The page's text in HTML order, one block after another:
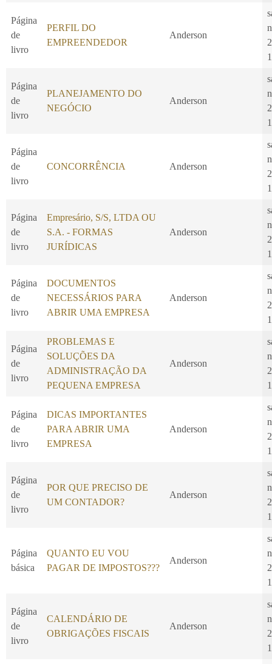
Página
de
livro
PERFIL DO
EMPREENDEDOR
Anderson
Página
de
livro
PLANEJAMENTO DO
NEGÓCIO
Anderson
Página
de
livro
CONCORRÊNCIA Anderson
Página
de
livro
Empresário, S/S, LTDA OU
S.A. - FORMAS
JURÍDICAS
Anderson
Página
de
livro
DOCUMENTOS
NECESSÁRIOS PARA
ABRIR UMA EMPRESA
Anderson
Página
de
livro
PROBLEMAS E
SOLUÇÕES DA
ADMINISTRAÇÃO DA
PEQUENA EMPRESA
Anderson
Página
de
livro
DICAS IMPORTANTES
PARA ABRIR UMA
EMPRESA
Anderson
Página
de
livro
POR QUE PRECISO DE
UM CONTADOR?
Anderson
Página
básica
QUANTO EU VOU
PAGAR DE IMPOSTOS???
Anderson
Página
de
livro
CALENDÁRIO DE
OBRIGAÇÕES FISCAIS
Anderson